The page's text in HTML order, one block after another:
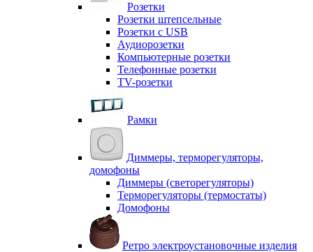
Розетки
Розетки штепсельные
Розетки с USB
Аудиорозетки
Компьютерные розетки
Телефонные розетки
TV-розетки
Рамки
Диммеры, терморегуляторы,
домофоны
Диммеры (светорегуляторы)
Терморегуляторы (термостаты)
Домофоны
Ретро электроустановочные изделия